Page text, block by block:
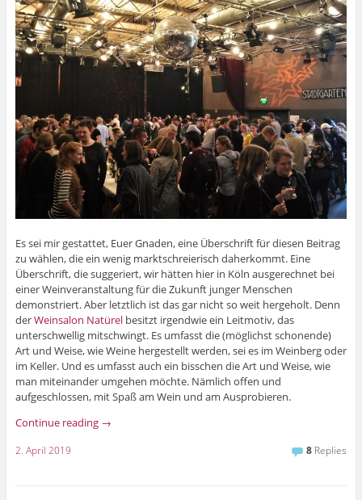
Es sei mir gestattet, Euer Gnaden, eine Überschrift für diesen Beitrag
zu wählen, die ein wenig marktschreierisch daherkommt. Eine
Überschrift, die suggeriert, wir hätten hier in Köln ausgerechnet bei
einer Weinveranstaltung für die Zukunft junger Menschen
demonstriert. Aber letztlich ist das gar nicht so weit hergeholt. Denn
derWeinsalon Natürelbesitzt irgendwie ein Leitmotiv, das
unterschwellig mitschwingt. Es umfasst die (möglichst schonende)
Art und Weise, wie Weine hergestellt werden, sei es im Weinberg oder
im Keller. Und es umfasst auch ein bisschen die Art und Weise, wie
man miteinander umgehen möchte. Nämlich offen und
aufgeschlossen, mit Spaß am Wein und am Ausprobieren.
Continue reading →
2. April 2019 8 Replies